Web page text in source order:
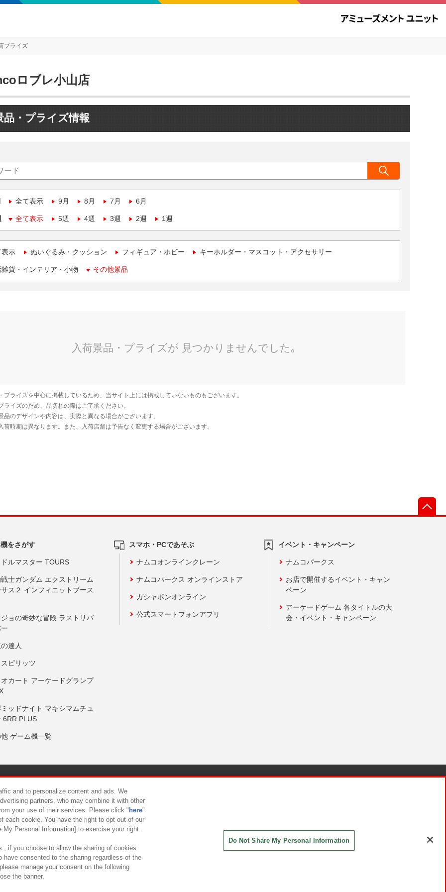
プライズ
ロブレ小山店
品・プライズ情報
全て表示 9月 8月 7月 6月
全て表示 5週 4週 3週 2週 1週
表示 ぬいぐるみ・クッション フィギュア・ホビー キーホルダー・マスコット・アクセサリー
貨・インテリア・小物 その他景品
をさがす
ルマスター TOURS
士ガンダム エクストリーム
ス２ インフィニットブース
ョの奇妙な冒険 ラストサバ
達人
ピリッツ
カート アーケードグランプ
ッドナイト マキシマムチュ
6RR PLUS
ゲーム機一覧
スマホ・PCであそぶ
ナムコオンラインクレーン
ナムコパークス オンラインストア
ガシャポンオンライン
公式スマートフォンアプリ
イベント・キャンペーン
ナムコパークス
お店で開催するイベント・キャン
ペーン
アーケードゲーム 各タイトルの大
会・イベント・キャンペーン
について カスタマーハラスメント対応方針
and to personalize content and ads. We
partners, who may combine it with other
your use of their services. Please click " here"
each cookie. You have the right to opt out of our
Personal Information] to exercise your right.
, if you choose to allow the sharing of cookies
have consented to the sharing regardless of the
manage your consent on the following
the banner.
Do Not Share My Personal Information